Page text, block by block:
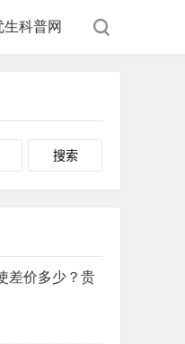
生科普网
Search
差价多少？贵